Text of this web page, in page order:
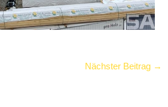
Nächster Beitrag →